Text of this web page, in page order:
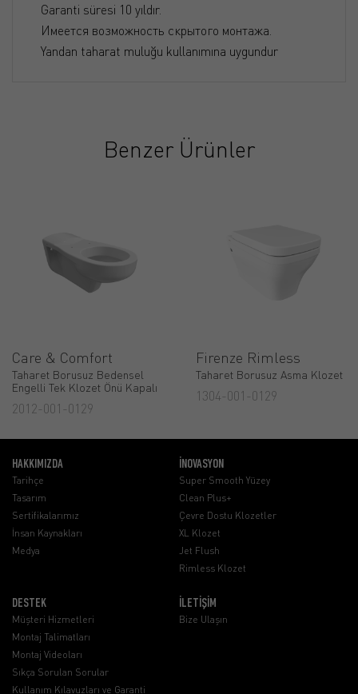
Garanti süresi 10 yıldır.
Имеется возможность скрытого монтажа.
Yandan taharat muluğu kullanımına uygundur
Benzer Ürünler
Care & Comfort
Taharet Borusuz Bedensel
Engelli Tek Klozet Önü Kapalı
2012-001-0129
Firenze Rimless
Taharet Borusuz Asma Klozet
1304-001-0129
HAKKIMIZDA
Tarihçe
Tasarım
Sertifikalarımız
İnsan Kaynakları
Medya
İNOVASYON
Super Smooth Yüzey
Clean Plus+
Çevre Dostu Klozetler
XL Klozet
Jet Flush
Rimless Klozet
DESTEK
Müşteri Hizmetleri
Montaj Talimatları
Montaj Videoları
Sıkça Sorulan Sorular
Kullanım Kılavuzları ve Garanti
İLETİŞİM
Bize Ulaşın